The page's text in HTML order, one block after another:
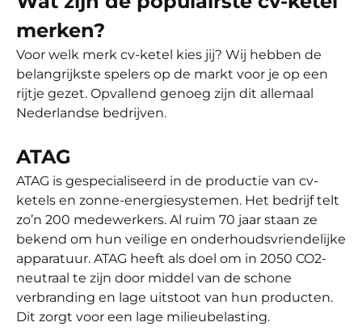
merken?
Voor welk merk cv-ketel kies jij? Wij hebben de
belangrijkste spelers op de markt voor je op een
rijtje gezet. Opvallend genoeg zijn dit allemaal
Nederlandse bedrijven.
ATAG
ATAG is gespecialiseerd in de productie van cv-
ketels en zonne-energiesystemen. Het bedrijf telt
zo’n 200 medewerkers. Al ruim 70 jaar staan ze
bekend om hun veilige en onderhoudsvriendelijke
apparatuur. ATAG heeft als doel om in 2050 CO2-
neutraal te zijn door middel van de schone
verbranding en lage uitstoot van hun producten.
Dit zorgt voor een lage milieubelasting.